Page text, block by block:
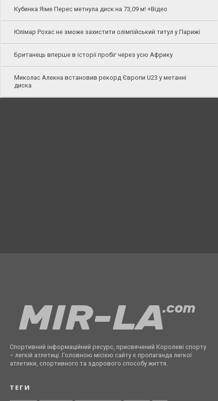
Кубинка Яіме Перес метнула диск на 73,09 м! +Відео
Юлімар Рохас не зможе захистити олімпійський титул у Парижі
Британець вперше в історії пробіг через усю Африку
Миколас Алекна встановив рекорд Європи U23 у метанні
диска
Спортивний інформаційний ресурс, присвячений Королеві спорту
– легкій атлетиці. Головною місією сайту є пропаганда легкої
атлетики, спортивного та здорового способу життя.
ТЕГИ